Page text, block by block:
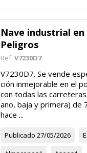
Nave industrial
Peligros
Ref. V7230D7
V7230D7. Se vende
ción inmejorable en el
con todas las
ano, baja y primera) de
hace ...
Publicado 27/05/2026